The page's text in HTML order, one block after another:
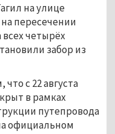
на улице
пересечении
четырёх
забор из
с 22 августа
в рамках
путепровода
официальном